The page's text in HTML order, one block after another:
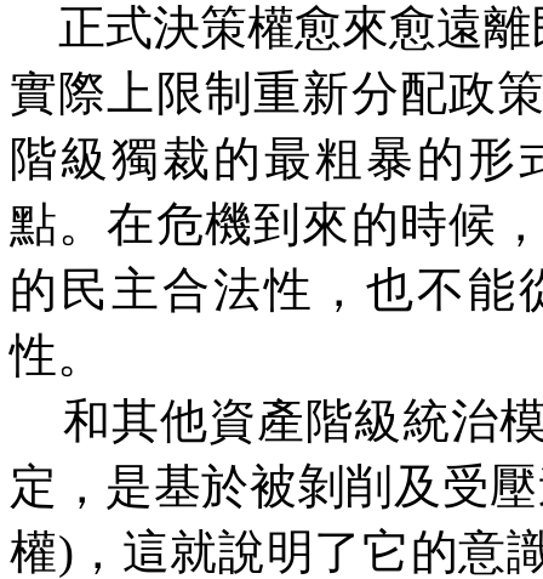
正式決策權愈來愈遠離
實際上限制重新分配政
階級獨裁的最粗暴的形
點。在危機到來的時候
的民主合法性，也不能
性。
和其他資產階級統治
定，是基於被剝削及受
權)，這就說明了它的意